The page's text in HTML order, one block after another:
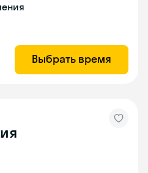
Выбрать время